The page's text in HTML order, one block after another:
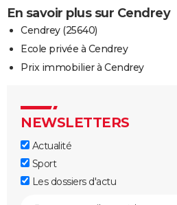
En savoir plus sur Cendrey
Cendrey (25640)
Ecole privée à Cendrey
Prix immobilier à Cendrey
NEWSLETTERS
Actualité
Sport
Les dossiers d'actu